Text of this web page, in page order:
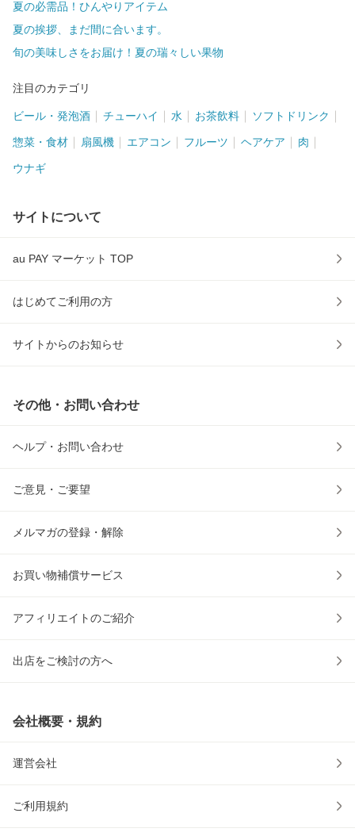
夏の必需品！ひんやりアイテム
夏の挨拶、まだ間に合います。
旬の美味しさをお届け！夏の瑞々しい果物
注目のカテゴリ
ビール・発泡酒 チューハイ 水 お茶飲料 ソフトドリンク
惣菜・食材 扇風機 エアコン フルーツ ヘアケア 肉
ウナギ
サイトについて
au PAY マーケット TOP
はじめてご利用の方
サイトからのお知らせ
その他・お問い合わせ
ヘルプ・お問い合わせ
ご意見・ご要望
メルマガの登録・解除
お買い物補償サービス
アフィリエイトのご紹介
出店をご検討の方へ
会社概要・規約
運営会社
ご利用規約